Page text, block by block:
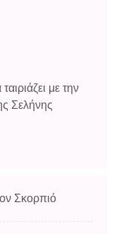
με την
Σελήνης
Σκορπιό